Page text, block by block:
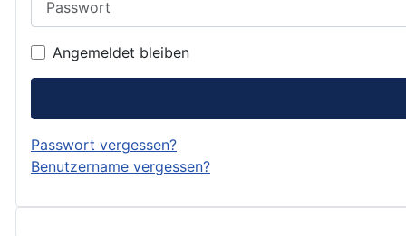
Angemeldet bleiben
Passwort vergessen?
Benutzername vergessen?